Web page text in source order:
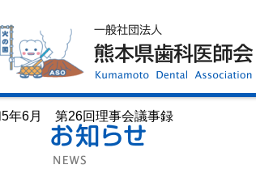
5年6月 第26回理事会議事録
科医院検索
休日当番医
イベント案内
歯の豆知識
腔保健センター
保組合からのお知らせ
本歯科衛生士専門学院
会員専用ページ
プライバシーポリシー
サイトマップ